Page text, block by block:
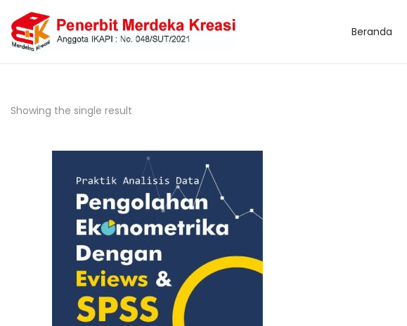
Beranda
Showing the single result